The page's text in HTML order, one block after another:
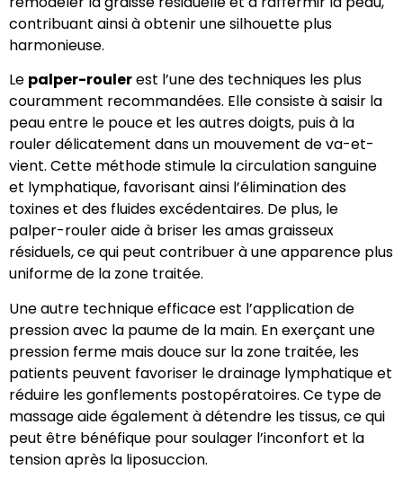
contribuant ainsi à obtenir une silhouette plus
harmonieuse.
Le palper-roulerest l’une des techniques les plus
couramment recommandées. Elle consiste à saisir la
peau entre le pouce et les autres doigts, puis à la
rouler délicatement dans un mouvement de va-et-
vient. Cette méthode stimule la circulation sanguine
et lymphatique, favorisant ainsi l’élimination des
toxines et des fluides excédentaires. De plus, le
palper-rouler aide à briser les amas graisseux
résiduels, ce qui peut contribuer à une apparence plus
uniforme de la zone traitée.
Une autre technique efficace est l’application de
pression avec la paume de la main. En exerçant une
pression ferme mais douce sur la zone traitée, les
patients peuvent favoriser le drainage lymphatique et
réduire les gonflements postopératoires. Ce type de
massage aide également à détendre les tissus, ce qui
peut être bénéfique pour soulager l’inconfort et la
tension après la liposuccion.